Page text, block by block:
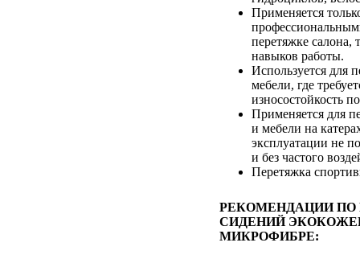
Применяется
перетяжке салона,
навыков работы.
Используется для
мебели, где
износостойкость
Применяется для
и мебели на
эксплуатации не
и без частого
Перетяжка
РЕКОМЕНДАЦИИ ПО
СИДЕНИЙ
МИКРОФИБРЕ: